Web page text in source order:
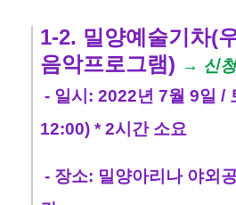
1-2. 밀양예술기차(
음악프로그램) → 신
- 일시: 2022년 7월 9일 /
12:00) * 2시간 소요
- 장소: 밀양아리나 야외